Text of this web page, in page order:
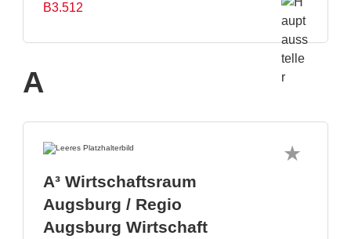
B3.512
A
A³ Wirtschaftsraum
Augsburg / Regio
Augsburg Wirtschaft